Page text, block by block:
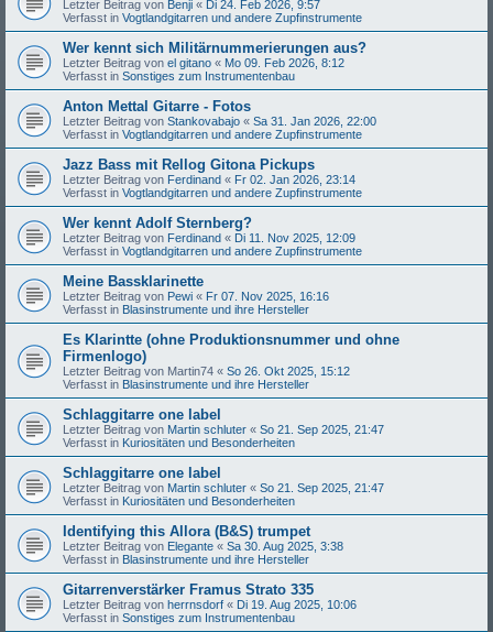
Letzter Beitrag von Benji « Di 24. Feb 2026, 9:57
Verfasst in Vogtlandgitarren und andere Zupfinstrumente
Wer kennt sich Militärnummerierungen aus?
Letzter Beitrag von el gitano « Mo 09. Feb 2026, 8:12
Verfasst in Sonstiges zum Instrumentenbau
Anton Mettal Gitarre - Fotos
Letzter Beitrag von Stankovabajo « Sa 31. Jan 2026, 22:00
Verfasst in Vogtlandgitarren und andere Zupfinstrumente
Jazz Bass mit Rellog Gitona Pickups
Letzter Beitrag von Ferdinand « Fr 02. Jan 2026, 23:14
Verfasst in Vogtlandgitarren und andere Zupfinstrumente
Wer kennt Adolf Sternberg?
Letzter Beitrag von Ferdinand « Di 11. Nov 2025, 12:09
Verfasst in Vogtlandgitarren und andere Zupfinstrumente
Meine Bassklarinette
Letzter Beitrag von Pewi « Fr 07. Nov 2025, 16:16
Verfasst in Blasinstrumente und ihre Hersteller
Es Klarintte (ohne Produktionsnummer und ohne
Firmenlogo)
Letzter Beitrag von Martin74 « So 26. Okt 2025, 15:12
Verfasst in Blasinstrumente und ihre Hersteller
Schlaggitarre one label
Letzter Beitrag von Martin schluter « So 21. Sep 2025, 21:47
Verfasst in Kuriositäten und Besonderheiten
Schlaggitarre one label
Letzter Beitrag von Martin schluter « So 21. Sep 2025, 21:47
Verfasst in Kuriositäten und Besonderheiten
Identifying this Allora (B&S) trumpet
Letzter Beitrag von Elegante « Sa 30. Aug 2025, 3:38
Verfasst in Blasinstrumente und ihre Hersteller
Gitarrenverstärker Framus Strato 335
Letzter Beitrag von herrnsdorf « Di 19. Aug 2025, 10:06
Verfasst in Sonstiges zum Instrumentenbau